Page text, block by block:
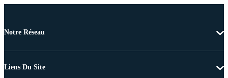
Notre Réseau
Liens Du Site